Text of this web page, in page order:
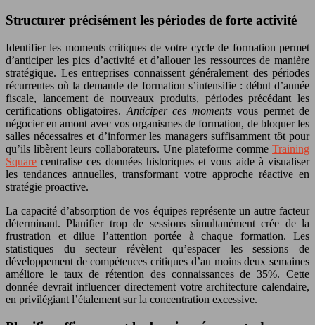
Structurer précisément les périodes de forte activité
Identifier les moments critiques de votre cycle de formation permet
d’anticiper les pics d’activité et d’allouer les ressources de manière
stratégique. Les entreprises connaissent généralement des périodes
récurrentes où la demande de formation s’intensifie : début d’année
fiscale, lancement de nouveaux produits, périodes précédant les
certifications obligatoires. Anticiper ces momentsvous permet de
négocier en amont avec vos organismes de formation, de bloquer les
salles nécessaires et d’informer les managers suffisamment tôt pour
qu’ils libèrent leurs collaborateurs. Une plateforme comme Training
Square centralise ces données historiques et vous aide à visualiser
les tendances annuelles, transformant votre approche réactive en
stratégie proactive.
La capacité d’absorption de vos équipes représente un autre facteur
déterminant. Planifier trop de sessions simultanément crée de la
frustration et dilue l’attention portée à chaque formation. Les
statistiques du secteur révèlent qu’espacer les sessions de
développement de compétences critiques d’au moins deux semaines
améliore le taux de rétention des connaissances de 35%. Cette
donnée devrait influencer directement votre architecture calendaire,
en privilégiant l’étalement sur la concentration excessive.